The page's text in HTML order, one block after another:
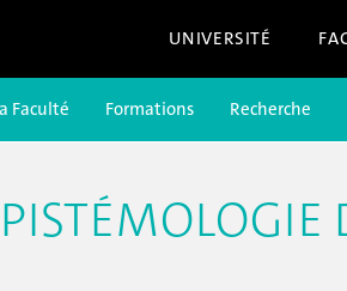
UNIVERSITÉ
Faculté Formations Recherche